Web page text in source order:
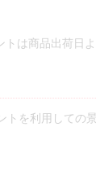
は商品出荷日
を利用しての